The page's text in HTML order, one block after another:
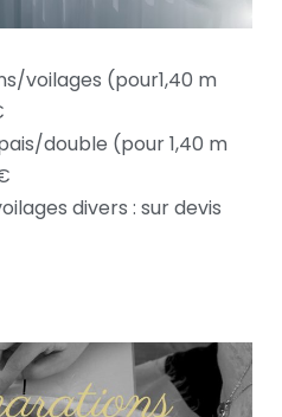
voilages (pour1,40 m
double (pour 1,40 m
divers : sur devis